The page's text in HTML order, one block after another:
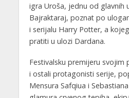
igra Uroša, jednu od glavnih
Bajraktaraj, poznat po
i serijalu Harry Potter, a
pratiti u ulozi Dardana.
Festivalsku premijeru svojim
i ostali protagonisti serije,
Mensura Safqiua i